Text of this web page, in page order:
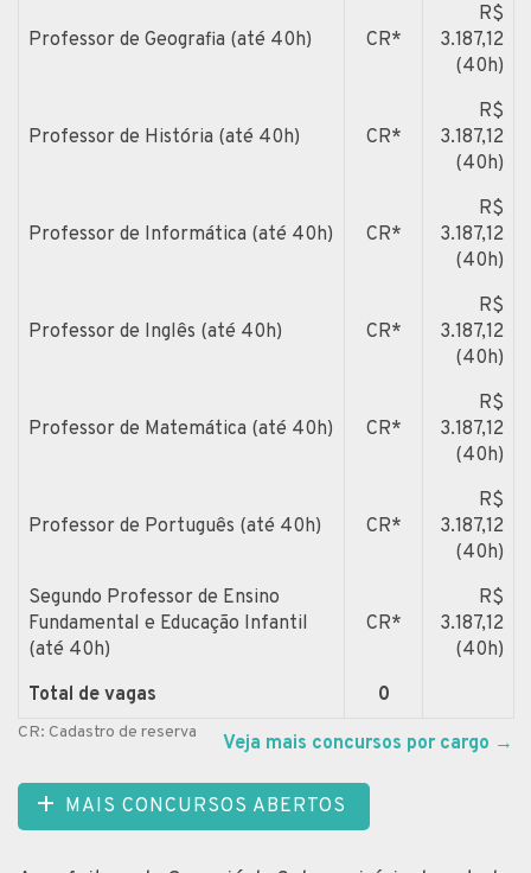
Professor de Geografia (até 40h) CR*
R$
3.187,12
(40h)
Professor de História (até 40h) CR*
R$
3.187,12
(40h)
Professor de Informática (até 40h) CR*
R$
3.187,12
(40h)
Professor de Inglês (até 40h) CR*
R$
3.187,12
(40h)
Professor de Matemática (até 40h) CR*
R$
3.187,12
(40h)
Professor de Português (até 40h) CR*
R$
3.187,12
(40h)
Segundo Professor de Ensino
Fundamental e Educação Infantil
(até 40h)
CR*
R$
3.187,12
(40h)
Total de vagas
0
CR: Cadastro de reserva Veja mais concursos por cargo →
MAIS CONCURSOS ABERTOS